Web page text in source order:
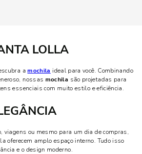
LOLLA
amochila ideal para você. Combinando
nossas mochila são projetadas para
essenciais com muito estilo e eficiência.
viagens ou mesmo para um dia de compras,
oferecem amplo espaço interno. Tudo isso
e o design moderno.